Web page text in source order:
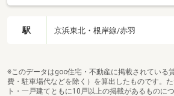
駅 京浜東北・根岸線/赤羽
※このデータはgoo住宅・不動産に掲載されている
費・駐車場代などを除く）を算出したものです。
ト・一戸建てともに10戸以上の掲載があるものに